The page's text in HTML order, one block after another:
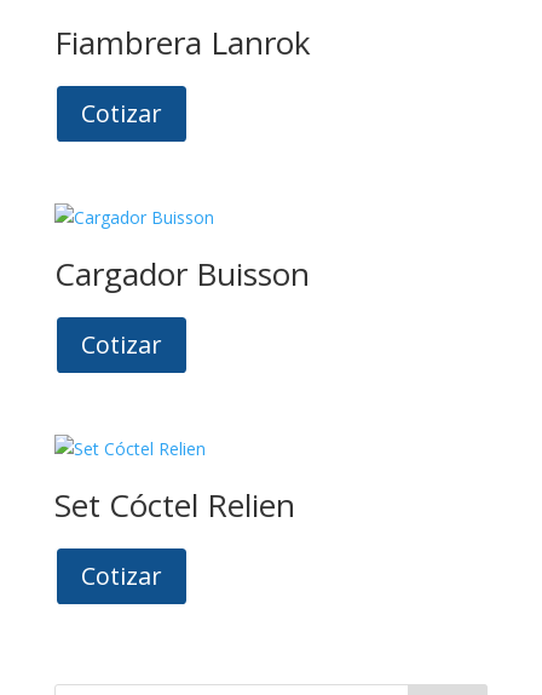
Fiambrera Lanrok
Cotizar
Cargador Buisson
Cotizar
Set Cóctel Relien
Cotizar